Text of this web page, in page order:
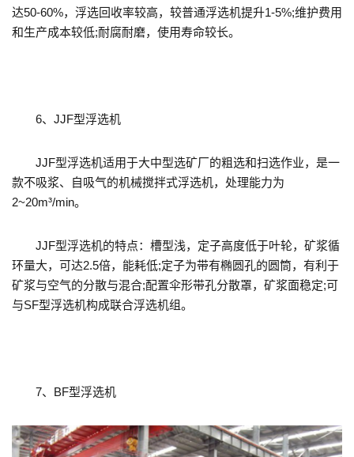
达50-60%，浮选回收率较高，较普通浮选机提升1-5%;维护费用
和生产成本较低;耐腐耐磨，使用寿命较长。
6、JJF型浮选机
JJF型浮选机适用于大中型选矿厂的粗选和扫选作业，是一
款不吸浆、自吸气的机械搅拌式浮选机，处理能力为
2~20m³/min。
JJF型浮选机的特点：槽型浅，定子高度低于叶轮，矿浆循
环量大，可达2.5倍，能耗低;定子为带有椭圆孔的圆筒，有利于
矿浆与空气的分散与混合;配置伞形带孔分散罩，矿浆面稳定;可
与SF型浮选机构成联合浮选机组。
7、BF型浮选机